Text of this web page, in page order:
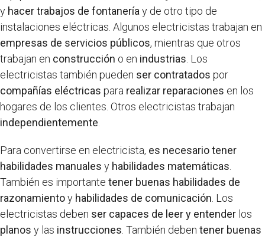
y hacer trabajos de fontanería y de otro tipo de
instalaciones eléctricas. Algunos electricistas trabajan en
empresas de servicios públicos, mientras que otros
trabajan en construcción o en industrias . Los
electricistas también pueden ser contratados por
compañías eléctricas para realizar reparaciones en los
hogares de los clientes. Otros electricistas trabajan
independientemente
Para convertirse en electricista, es necesariotener
habilidades manuales y habilidades matemáticas
También es importante tener buenas habilidades de
razonamientoy habilidades de comunicación . Los
electricistas deben ser capaces de leer y entender los
planos y las instrucciones . También deben tener buenas